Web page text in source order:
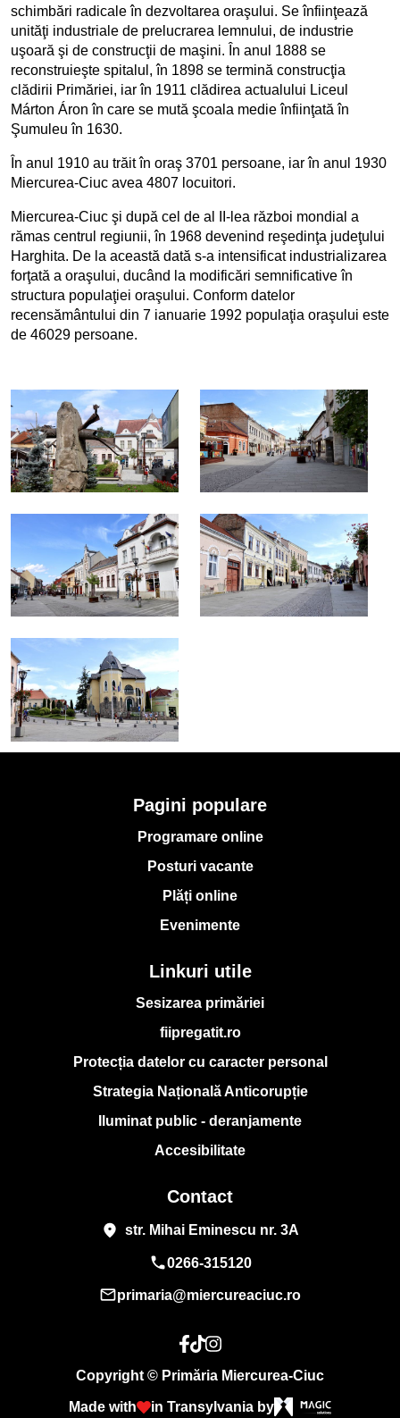
schimbări radicale în dezvoltarea oraşului. Se înfiinţează
unităţi industriale de prelucrarea lemnului, de industrie
uşoară şi de construcţii de maşini. În anul 1888 se
reconstruieşte spitalul, în 1898 se termină construcţia
clădirii Primăriei, iar în 1911 clădirea actualului Liceul
Márton Áron în care se mută şcoala medie înfiinţată în
Şumuleu în 1630.
În anul 1910 au trăit în oraş 3701 persoane, iar în anul 1930
Miercurea-Ciuc avea 4807 locuitori.
Miercurea-Ciuc şi după cel de al II-lea război mondial a
rămas centrul regiunii, în 1968 devenind reşedinţa judeţului
Harghita. De la această dată s-a intensificat industrializarea
forţată a oraşului, ducând la modificări semnificative în
structura populaţiei oraşului. Conform datelor
recensământului din 7 ianuarie 1992 populaţia oraşului este
de 46029 persoane.
Pagini populare
Programare online
Posturi vacante
Plăți online
Evenimente
Linkuri utile
Sesizarea primăriei
fiipregatit.ro
Protecția datelor cu caracter personal
Strategia Națională Anticorupție
Iluminat public - deranjamente
Accesibilitate
Contact
place str. Mihai Eminescu nr. 3A
phone0266-315120
mail_outlineprimaria@miercureaciuc.ro
Copyright © Primăria Miercurea-Ciuc
Made with in Transylvania by